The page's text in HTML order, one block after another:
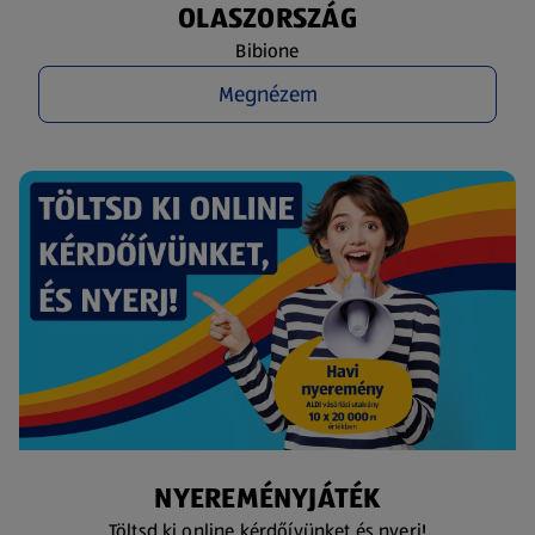
OLASZORSZÁG
Bibione
Megnézem
NYEREMÉNYJÁTÉK